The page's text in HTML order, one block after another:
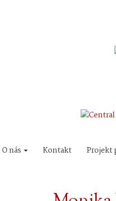
O nás Kontakt Projekt